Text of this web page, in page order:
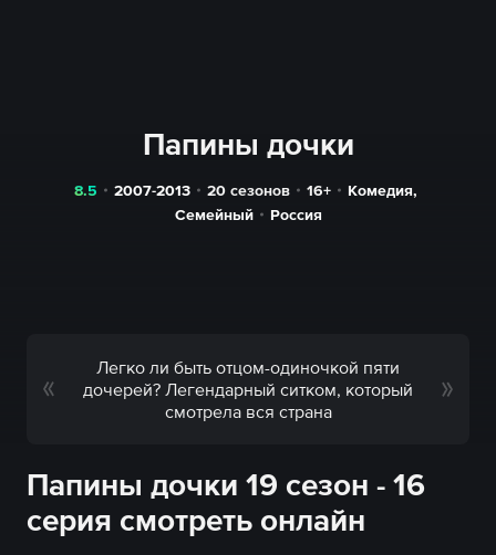
Папины дочки
8.5 2007-2013 20 сезонов 16+ Комедия,
Семейный
Россия
Легко ли быть отцом-одиночкой пяти
дочерей? Легендарный ситком, который
смотрела вся страна
Папины дочки 19 сезон - 16
серия смотреть онлайн